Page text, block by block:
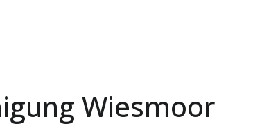
Wiesmoor